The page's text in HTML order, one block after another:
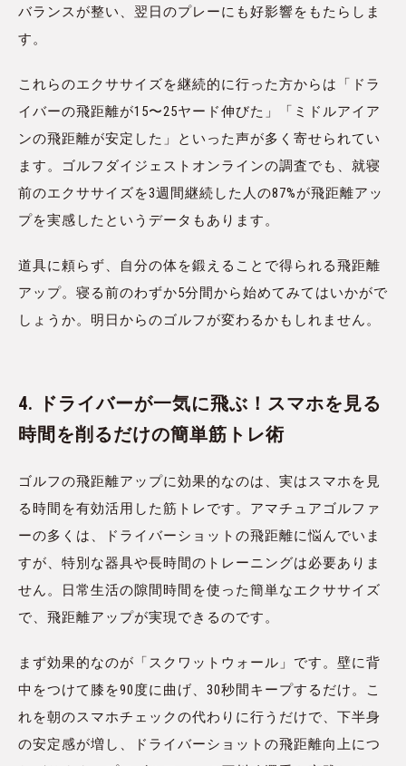
バランスが整い、翌日のプレーにも好影響をもたらしま
す。
これらのエクササイズを継続的に行った方からは「ドラ
イバーの飛距離が15〜25ヤード伸びた」「ミドルアイア
ンの飛距離が安定した」といった声が多く寄せられてい
ます。ゴルフダイジェストオンラインの調査でも、就寝
前のエクササイズを3週間継続した人の87%が飛距離アッ
プを実感したというデータもあります。
道具に頼らず、自分の体を鍛えることで得られる飛距離
アップ。寝る前のわずか5分間から始めてみてはいかがで
しょうか。明日からのゴルフが変わるかもしれません。
4. ドライバーが一気に飛ぶ！スマホを見る
時間を削るだけの簡単筋トレ術
ゴルフの飛距離アップに効果的なのは、実はスマホを見
る時間を有効活用した筋トレです。アマチュアゴルファ
ーの多くは、ドライバーショットの飛距離に悩んでいま
すが、特別な器具や長時間のトレーニングは必要ありま
せん。日常生活の隙間時間を使った簡単なエクササイズ
で、飛距離アップが実現できるのです。
まず効果的なのが「スクワットウォール」です。壁に背
中をつけて膝を90度に曲げ、30秒間キープするだけ。こ
れを朝のスマホチェックの代わりに行うだけで、下半身
の安定感が増し、ドライバーショットの飛距離向上につ